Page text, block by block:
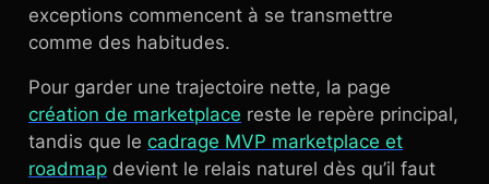
exceptions commencent à se transmettre
comme des habitudes.
Pour garder une trajectoire nette, la page
création de marketplace reste le repère principal,
tandis que le cadrage MVP marketplace et
roadmap devient le relais naturel dès qu’il faut